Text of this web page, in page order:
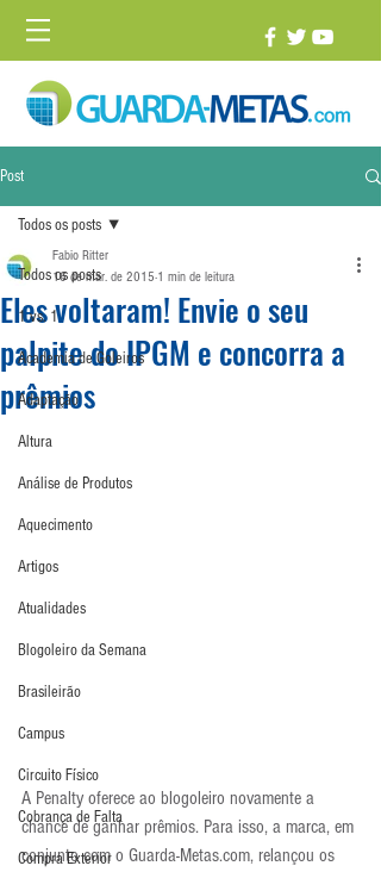
Post
Todos os posts
1 vs. 1
Academia de Goleiros
Adaptação
Altura
Análise de Produtos
Aquecimento
Artigos
Atualidades
Blogoleiro da Semana
Brasileirão
Campus
Circuito Físico
Cobrança de Falta
Compra Exterior
Todos os posts
Eles voltaram! Envie o seu
palpite do IPGM e concorra a
prêmios
Fabio Ritter
16 de mar. de 2015 1 min de leitura
A Penalty oferece ao blogoleiro novamente a
chance de ganhar prêmios. Para isso, a marca, em
conjunto com o Guarda-Metas.com, relançou os